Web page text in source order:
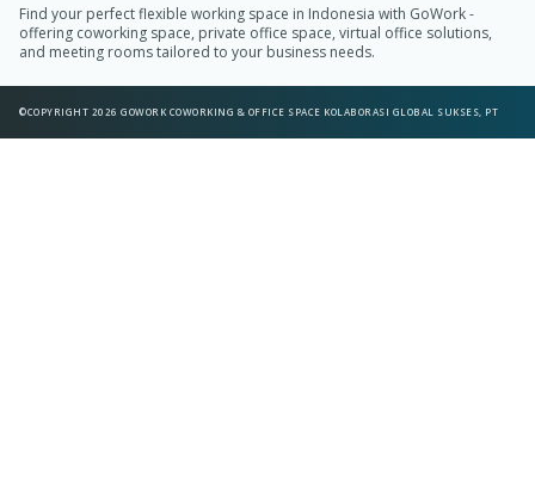
Find your perfect flexible working space in Indonesia with GoWork -
offering coworking space, private office space, virtual office solutions,
and meeting rooms tailored to your business needs.
©COPYRIGHT 2026 GOWORK COWORKING & OFFICE SPACE KOLABORASI GLOBAL SUKSES, PT